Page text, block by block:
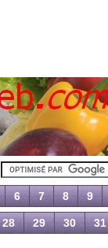
6 7 8 9
28 29 30 31